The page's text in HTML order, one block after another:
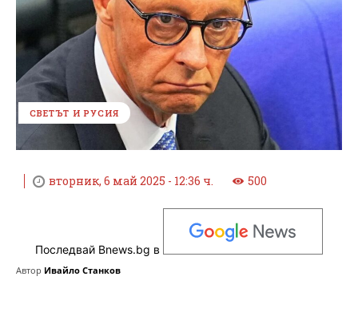
СВЕТЪТ И РУСИЯ
вторник, 6 май 2025 - 12:36 ч. 500
Последвай Bnews.bg в
Автор Ивайло Станков